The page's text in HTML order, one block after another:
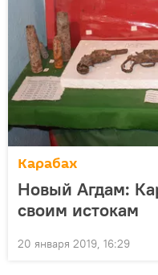
Карабах
Новый Агдам:
своим истокам
20 января 2019, 16:29